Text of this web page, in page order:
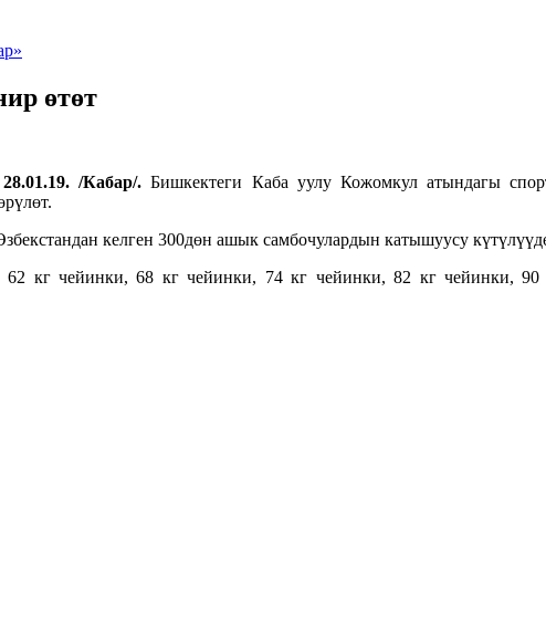
өтөт
/Кабар/. Бишкектеги Каба уулу Кожомкул атындагы
келген 300дөн ашык самбочулардын катышуусу
кг чейинки, 68 кг чейинки, 74 кг чейинки, 82 кг чейинки,